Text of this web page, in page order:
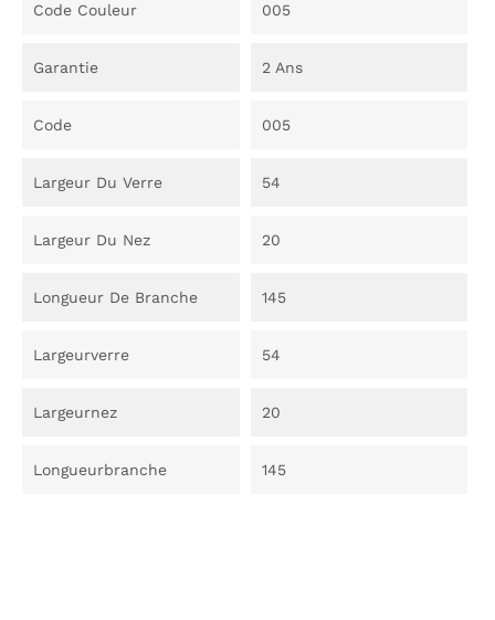
Code Couleur 005
Garantie 2 Ans
Code 005
Largeur Du Verre 54
Largeur Du Nez 20
Longueur De Branche 145
Largeurverre 54
Largeurnez 20
Longueurbranche 145